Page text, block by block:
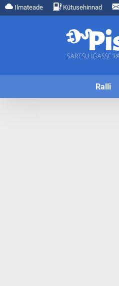
Ilmateade Kütusehinnad
Ralli